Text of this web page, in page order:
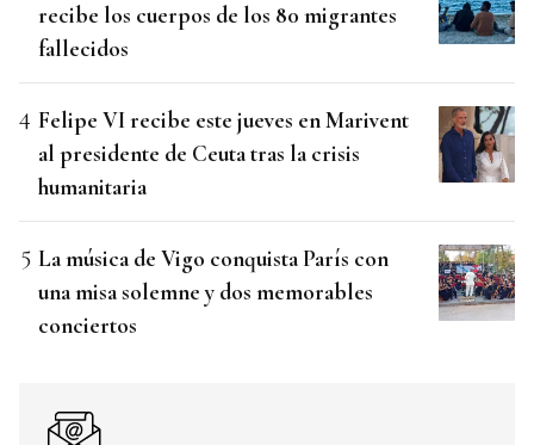
recibe los cuerpos de los 80 migrantes
fallecidos
Felipe VI recibe este jueves en Marivent
al presidente de Ceuta tras la crisis
humanitaria
La música de Vigo conquista París con
una misa solemne y dos memorables
conciertos